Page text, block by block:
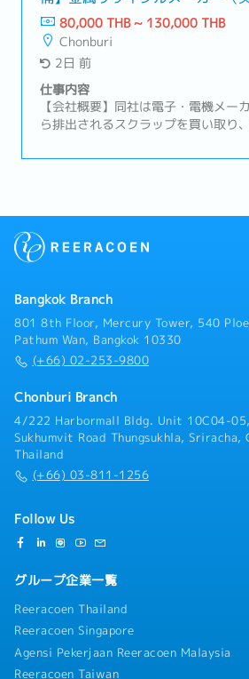
質・営業・管理部門を統括し、事業
ント・日本本社とタイ現地法人の連
報告・主要顧客との関係構築、新規
益目標の達成推進・原価・収益・予
改善および収益性向上・人材育成、
安全・品質・コンプライアンスの推
性向上施策の立案・実行・一部営業
中国語が活かせる！）
80,000 THB ~ 130,000 THB
Chonburi
2日 前
仕事内容
【会社概要】同社は電子・電機メー
ら排出されるスクラップを買い取り
内容】・営業組織の数字管理および
既存顧客のフォローアップ・タイ法
ート作成
Bangkok Branch
801 8th Floor, Mercury Tower, 540
Pathum Wan, Bangkok 10330
(+66) 02-253-9800
Chonburi Branch
4/222 Harbormall Bldg. Unit 10C04-
Sukhumvit Road Thungsukhla, Sriracha,
Thailand
(+66) 03-811-1256
Follow Us
グループ企業一覧
Reeracoen Thailand
Reeracoen Singapore
Agensi Pekerjaan Reeracoen Malaysia
Reeracoen Taiwan